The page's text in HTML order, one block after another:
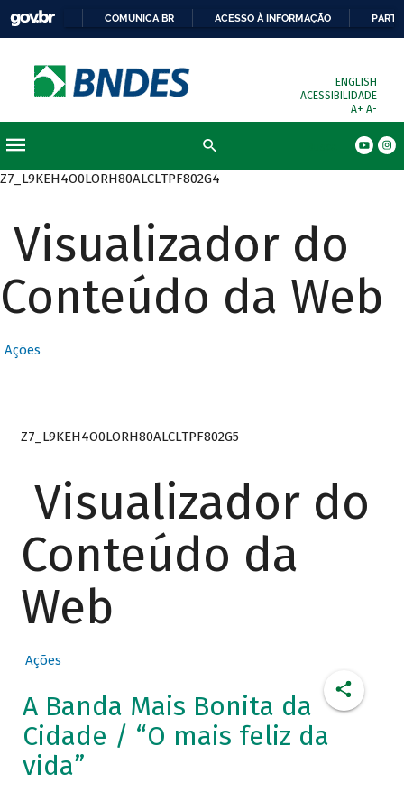
COMUNICA BR ACESSO À INFORMAÇÃO
ENGLISH
ACESSIBILIDADE
A+ A-
Z7_L9KEH4O0LORH80ALCLTPF802G4
Visualizador do
Conteúdo da Web
Ações
Z7_L9KEH4O0LORH80ALCLTPF802G5
Visualizador do
Conteúdo da
Web
Ações
A Banda Mais Bonita da
Cidade / “O mais feliz da
vida”